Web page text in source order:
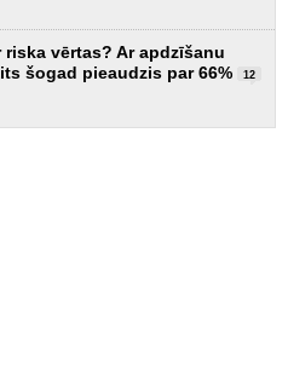
vērtas? Ar apdzīšanu
šogad pieaudzis par 66%
12